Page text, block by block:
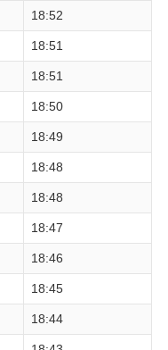
18:52
18:51
18:51
18:50
18:49
18:48
18:48
18:47
18:46
18:45
18:44